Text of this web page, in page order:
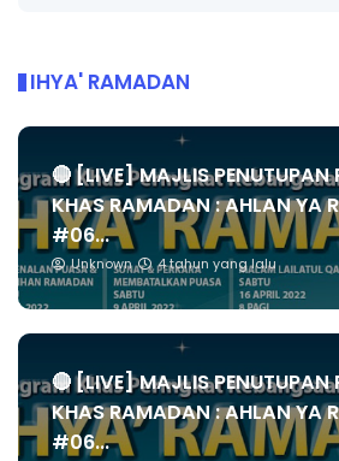
IHYA' RAMADAN
🔴 [LIVE] MAJLIS PENUTUPAN
KHAS RAMADAN : AHLAN YA
#06...
Unknown 4 tahun yang lalu
🔴 [LIVE] MAJLIS PENUTUPAN
KHAS RAMADAN : AHLAN YA
#06...